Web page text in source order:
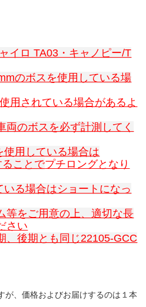
イロ TA03・キャノピー/T
のボスを使用している場
用されている場合があるよ
のボスを必ず計測してく
用している場合は
ことでプチロングとなり
る場合はショートになっ
をご用意の上、適切な長
さい
後期とも同じ22105-GCC
、価格およびお届けするのは１本